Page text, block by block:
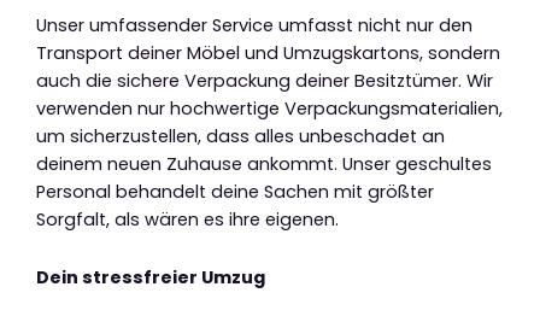
Unser umfassender Service umfasst nicht nur den
Transport deiner Möbel und Umzugskartons, sondern
auch die sichere Verpackung deiner Besitztümer. Wir
verwenden nur hochwertige Verpackungsmaterialien,
um sicherzustellen, dass alles unbeschadet an
deinem neuen Zuhause ankommt. Unser geschultes
Personal behandelt deine Sachen mit größter
Sorgfalt, als wären es ihre eigenen.
Dein stressfreier Umzug